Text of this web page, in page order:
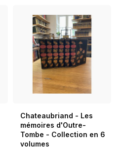
Chateaubriand - Les
mémoires d'Outre-
Tombe - Collection en 6
volumes